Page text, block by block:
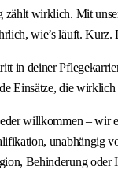
zählt wirklich. Mit
wie’s läuft.
in deiner
Einsätze, die wirklich
willkommen – wir
unabhängig
Behinderung oder